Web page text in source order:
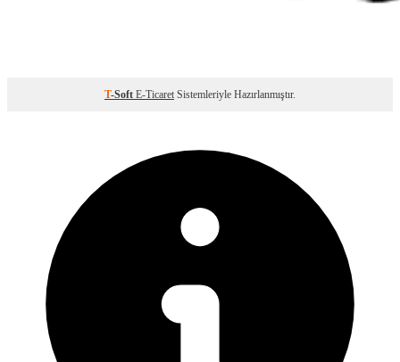
T-Soft E-Ticaret Sistemleriyle Hazırlanmıştır.